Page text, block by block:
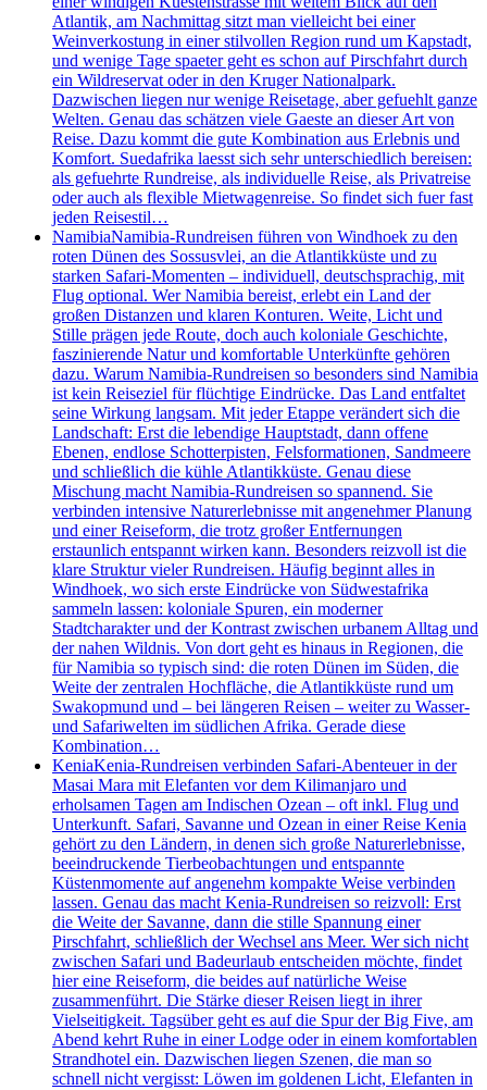
Atlantik, am Nachmittag sitzt man vielleicht bei einer
Weinverkostung in einer stilvollen Region rund um Kapstadt,
und wenige Tage spaeter geht es schon auf Pirschfahrt durch
ein Wildreservat oder in den Kruger Nationalpark.
Dazwischen liegen nur wenige Reisetage, aber gefuehlt ganze
Welten. Genau das schätzen viele Gaeste an dieser Art von
Reise. Dazu kommt die gute Kombination aus Erlebnis und
Komfort. Suedafrika laesst sich sehr unterschiedlich bereisen:
als gefuehrte Rundreise, als individuelle Reise, als Privatreise
oder auch als flexible Mietwagenreise. So findet sich fuer fast
jeden Reisestil…
NamibiaNamibia-Rundreisen führen von Windhoek zu den
roten Dünen des Sossusvlei, an die Atlantikküste und zu
starken Safari-Momenten – individuell, deutschsprachig, mit
Flug optional. Wer Namibia bereist, erlebt ein Land der
großen Distanzen und klaren Konturen. Weite, Licht und
Stille prägen jede Route, doch auch koloniale Geschichte,
faszinierende Natur und komfortable Unterkünfte gehören
dazu. Warum Namibia-Rundreisen so besonders sind Namibia
ist kein Reiseziel für flüchtige Eindrücke. Das Land entfaltet
seine Wirkung langsam. Mit jeder Etappe verändert sich die
Landschaft: Erst die lebendige Hauptstadt, dann offene
Ebenen, endlose Schotterpisten, Felsformationen, Sandmeere
und schließlich die kühle Atlantikküste. Genau diese
Mischung macht Namibia-Rundreisen so spannend. Sie
verbinden intensive Naturerlebnisse mit angenehmer Planung
und einer Reiseform, die trotz großer Entfernungen
erstaunlich entspannt wirken kann. Besonders reizvoll ist die
klare Struktur vieler Rundreisen. Häufig beginnt alles in
Windhoek, wo sich erste Eindrücke von Südwestafrika
sammeln lassen: koloniale Spuren, ein moderner
Stadtcharakter und der Kontrast zwischen urbanem Alltag und
der nahen Wildnis. Von dort geht es hinaus in Regionen, die
für Namibia so typisch sind: die roten Dünen im Süden, die
Weite der zentralen Hochfläche, die Atlantikküste rund um
Swakopmund und – bei längeren Reisen – weiter zu Wasser-
und Safariwelten im südlichen Afrika. Gerade diese
Kombination…
KeniaKenia-Rundreisen verbinden Safari-Abenteuer in der
Masai Mara mit Elefanten vor dem Kilimanjaro und
erholsamen Tagen am Indischen Ozean – oft inkl. Flug und
Unterkunft. Safari, Savanne und Ozean in einer Reise Kenia
gehört zu den Ländern, in denen sich große Naturerlebnisse,
beeindruckende Tierbeobachtungen und entspannte
Küstenmomente auf angenehm kompakte Weise verbinden
lassen. Genau das macht Kenia-Rundreisen so reizvoll: Erst
die Weite der Savanne, dann die stille Spannung einer
Pirschfahrt, schließlich der Wechsel ans Meer. Wer sich nicht
zwischen Safari und Badeurlaub entscheiden möchte, findet
hier eine Reiseform, die beides auf natürliche Weise
zusammenführt. Die Stärke dieser Reisen liegt in ihrer
Vielseitigkeit. Tagsüber geht es auf die Spur der Big Five, am
Abend kehrt Ruhe in einer Lodge oder in einem komfortablen
Strandhotel ein. Dazwischen liegen Szenen, die man so
schnell nicht vergisst: Löwen im goldenen Licht, Elefanten in